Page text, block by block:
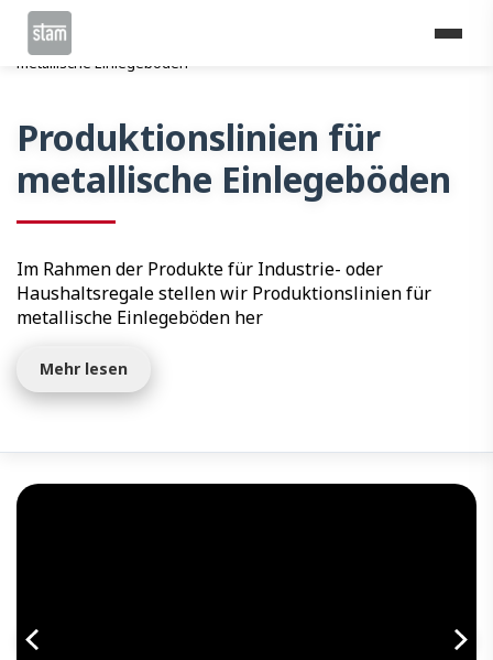
Home
Produktionslinien für
metallische Einlegeböden
Produktionslinien für
metallische Einlegeböden
Im Rahmen der Produkte für Industrie- oder
Haushaltsregale stellen wir Produktionslinien für
metallische Einlegeböden her
Mehr lesen